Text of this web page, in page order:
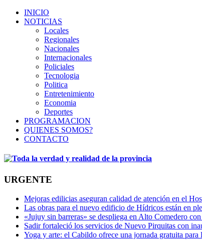
INICIO
NOTICIAS
Locales
Regionales
Nacionales
Internacionales
Policiales
Tecnologia
Politica
Entretenimiento
Economia
Deportes
PROGRAMACION
QUIENES SOMOS?
CONTACTO
URGENTE
Mejoras edilicias aseguran calidad de atención en el
Las obras para el nuevo edificio de Hídricos están en
«Jujuy sin barreras» se despliega en Alto Comedero
Sadir fortaleció los servicios de Nuevo Pirquitas con
Yoga y arte: el Cabildo ofrece una jornada gratuita para